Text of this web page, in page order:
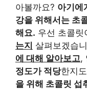
아볼까요? 아기에
강을 위해서는 초
해요. 우선 초콜릿
는지 살펴보겠습
에 대해 알아보고,
정도가 적당한지
을 위해 초콜릿 섭